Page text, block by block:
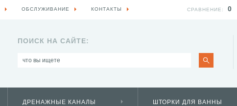
ПОИСК НА САЙТЕ:
ДРЕНАЖНЫЕ КАНАЛЫ ШТОРКИ ДЛЯ ВАННЫ
ОБСЛУЖИВАНИЕ КОНТАКТЫ СРАВНЕНИЕ: 0